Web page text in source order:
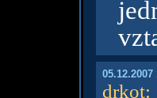
05.12.2007
drkot: